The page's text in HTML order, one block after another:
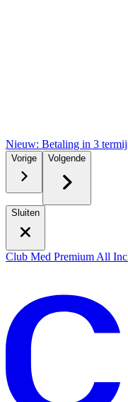
Nieuw: Betaling in 3
Vorige Volgende
Sluiten
Club Med Premium All